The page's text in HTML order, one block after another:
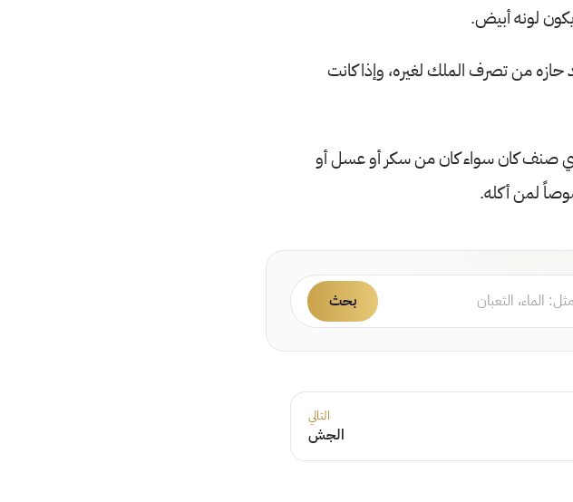
لونه أبيض.
من تصرف الملك لغيره، وإذا كانت
صنف كان سواء كان من سكر أو عسل أو
لمن أكله.
بحث
التالي
الجش